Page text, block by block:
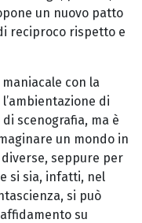
un nuovo patto
reciproco rispetto e
con la
di
scenografia, ma è
un mondo in
diverse, seppure per
si sia, infatti, nel
si può
su